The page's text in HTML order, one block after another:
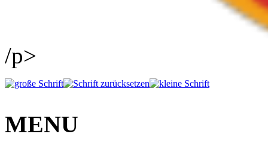
/p>
MENU